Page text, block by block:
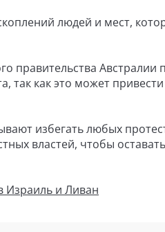
людей и мест,
правительства Австралии
так как это может
избегать любых
властей, чтобы
Израиль и Ливан